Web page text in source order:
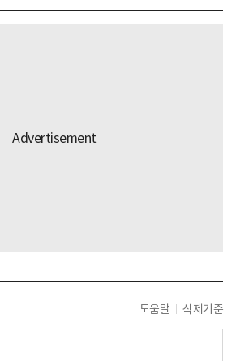
도움말 삭제기준